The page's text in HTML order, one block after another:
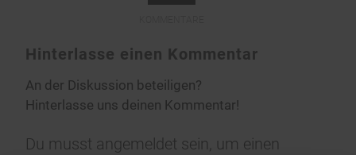
Hinterlasse einen Kommentar
An der Diskussion beteiligen?
Hinterlasse uns deinen Kommentar!
Du musst angemeldet sein, um einen